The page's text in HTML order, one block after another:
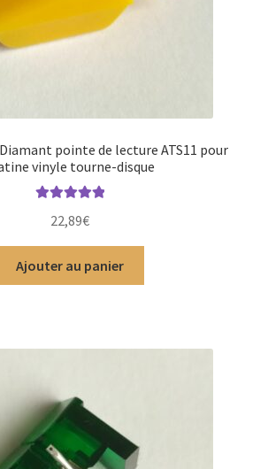
pointe de lecture ATS11 pour
vinyle tourne-disque
5
22,89€
Ajouter au panier